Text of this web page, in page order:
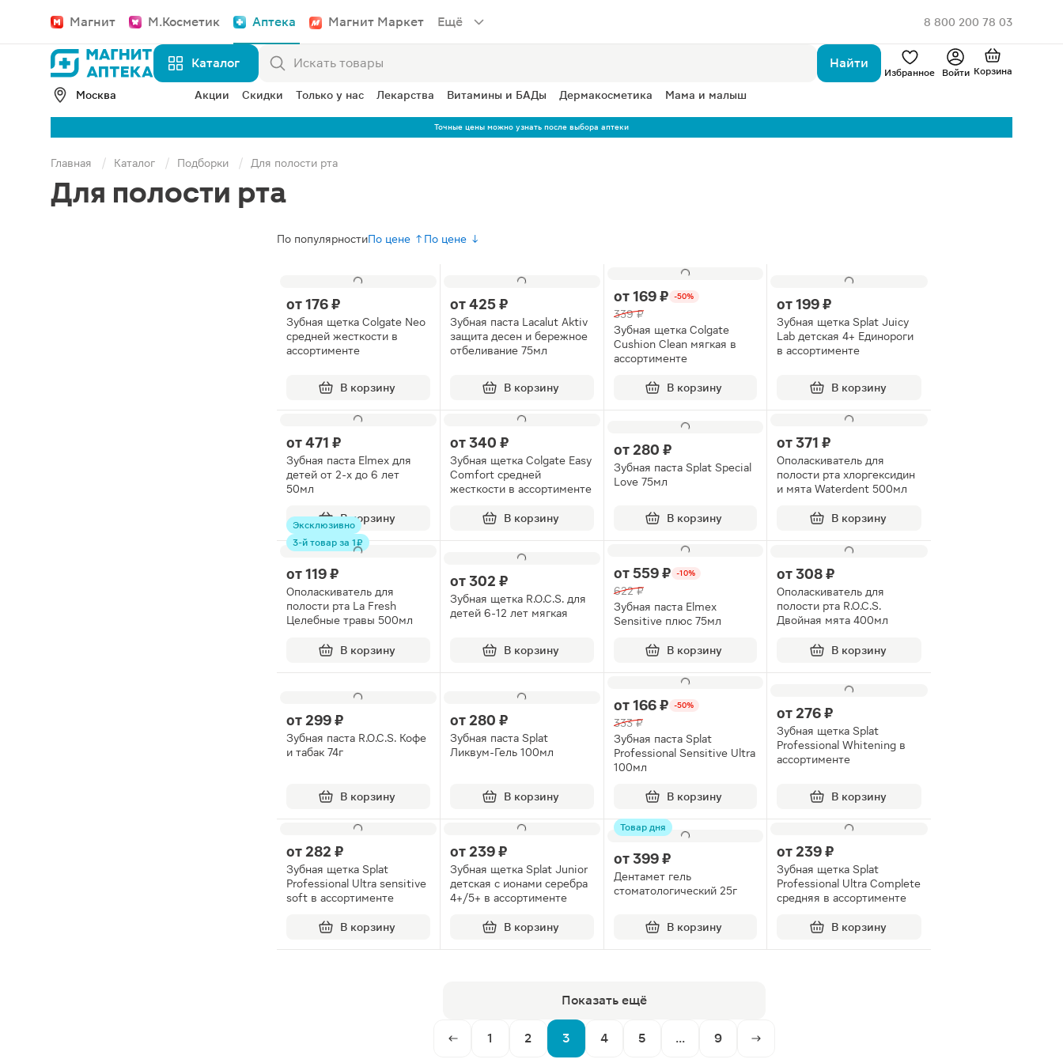
Магнит М.Косметик Аптека Магнит Маркет Ещё 8 800 200 78 03
Каталог Найти
Избранное Войти Корзина
Москва Акции Скидки Только у нас Лекарства Витамины и БАДы Дермакосметика Мама и малыш
Точные цены можно узнать после выбора аптеки
Главная Каталог Подборки Для полости рта
Для полости рта
По популярностиПо цене ↑ По цене ↓
от176 ₽
Зубная щетка Colgate Neo
средней жесткости в
ассортименте
В корзину
от425 ₽
Зубная паста Lacalut Aktiv
защита десен и бережное
отбеливание 75мл
В корзину
от169 ₽ -50%
339 ₽
Зубная щетка Colgate
Cushion Clean мягкая в
ассортименте
В корзину
от199 ₽
Зубная щетка Splat Juicy
Lab детская 4+ Единороги
в ассортименте
В корзину
от471 ₽
Зубная паста Elmex для
детей от 2-х до 6 лет
50мл
В корзину
от340 ₽
Зубная щетка Colgate Easy
Comfort средней
жесткости в ассортименте
В корзину
от 280 ₽
Зубная паста Splat Special
Love 75мл
В корзину
от371 ₽
Ополаскиватель для
полости рта хлоргексидин
и мята Waterdent 500мл
В корзину
Эксклюзивно
3-й товар за 1 ₽
от119 ₽
Ополаскиватель для
полости рта La Fresh
Целебные травы 500мл
В корзину
от302 ₽
Зубная щетка R.O.C.S. для
детей 6-12 лет мягкая
В корзину
от559 ₽ -10%
622 ₽
Зубная паста Elmex
Sensitive плюс 75мл
В корзину
от308 ₽
Ополаскиватель для
полости рта R.O.C.S.
Двойная мята 400мл
В корзину
от 299 ₽
Зубная паста R.O.C.S. Кофе
и табак 74г
В корзину
от 280 ₽
Зубная паста Splat
Ликвум-Гель 100мл
В корзину
от166 ₽ -50%
333 ₽
Зубная паста Splat
Professional Sensitive Ultra
100мл
В корзину
от 276 ₽
Зубная щетка Splat
Professional Whitening в
ассортименте
В корзину
от 282 ₽
Зубная щетка Splat
Professional Ultra sensitive
soft в ассортименте
В корзину
от 239 ₽
Зубная щетка Splat Junior
детская с ионами серебра
4+/5+ в ассортименте
В корзину
Товар дня
от399 ₽
Дентамет гель
стоматологический 25г
В корзину
от 239 ₽
Зубная щетка Splat
Professional Ultra Complete
средняя в ассортименте
В корзину
Показать ещё
1 2 3 4 5 ... 9